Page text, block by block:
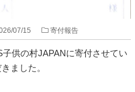
07/15 寄付報告
子供の村JAPANに寄付させてい
ました。